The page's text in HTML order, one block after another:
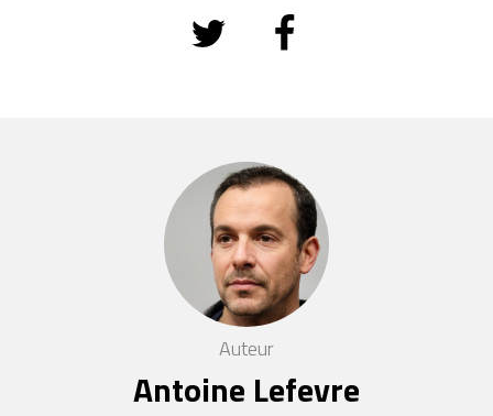
Auteur
Antoine Lefevre